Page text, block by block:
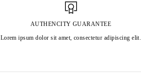
AUTHENCITY GUARANTEE
Lorem ipsum dolor sit amet, consectetur adipiscing elit.